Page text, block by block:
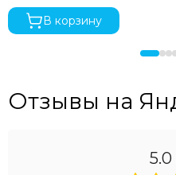
В корзину
Отзывы на
5.0